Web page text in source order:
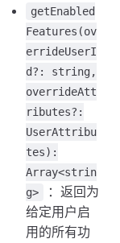
getEnabled
Features(ov
errideUserI
d?: string,
overrideAtt
ributes?:
UserAttribu
tes):
Array<strin
g>
：返回为
给定用户启
用的所有功